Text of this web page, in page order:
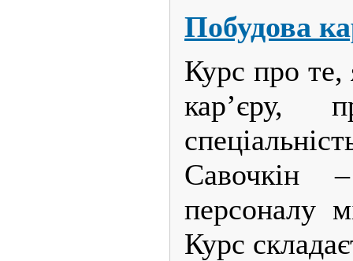
Побудова
Курс про те,
кар’єру,
Савочкін
персоналу
Курс